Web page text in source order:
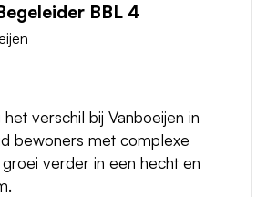
BBL 4
verschil bij Vanboeijen in
bewoners met complexe
verder in een hecht en